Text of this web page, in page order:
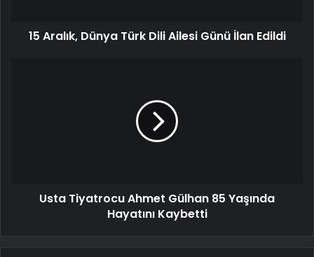
15 Aralık, Dünya Türk Dili Ailesi Günü İlan Edildi
Usta Tiyatrocu Ahmet Gülhan 85 Yaşında
Hayatını Kaybetti